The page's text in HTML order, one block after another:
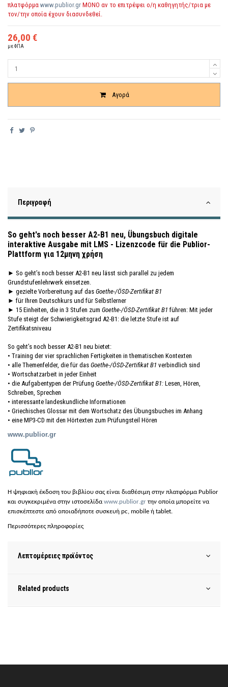
πλατφόρμα www.publior.gr ΜΟΝΟ αν το επιτρέψει ο/η καθηγητής/τρια με
τον/την οποία έχουν διασυνδεθεί.
26,00 €
με ΦΠΑ
Αγορά
Περιγραφή
So geht's noch besser A2-B1 neu, Übungsbuch digitale
interaktive Ausgabe mit LMS - Lizenzcode für die Publior-
Plattform για 12μηνη χρήση
► So geht’s noch besser A2-B1 neu lässt sich parallel zu jedem
Grundstufenlehrwerk einsetzen.
► gezielte Vorbereitung auf das Goethe-/ÖSD-Zertifikat B1
► für Ihren Deutschkurs und für Selbstlerner
► 15 Einheiten, die in 3 Stufen zum Goethe-/ÖSD-Zertifikat B1 führen: Mit jeder
Stufe steigt der Schwierigkeitsgrad A2-B1: die letzte Stufe ist auf
Zertifikatsniveau
So geht’s noch besser A2-B1 neu bietet:
• Training der vier sprachlichen Fertigkeiten in thematischen Kontexten
• alle Themenfelder, die für das Goethe-/ÖSD-Zertifikat B1 verbindlich sind
• Wortschatzarbeit in jeder Einheit
• die Aufgabentypen der Prüfung Goethe-/ÖSD-Zertifikat B1: Lesen, Hören,
Schreiben, Sprechen
• interessante landeskundliche Informationen
• Griechisches Glossar mit dem Wortschatz des Übungsbuches im Anhang
• eine MP3-CD mit den Hörtexten zum Prüfungsteil Hören
www.pu blior.gr
H ψηφιακή έκδοση του βιβλίου σας είναι διαθέσιμη στην πλατφόρμα Publior
και συγκεκριμένα στην ιστοσελίδαwww.publior.grτην οποία μπορείτε να
επισκέπτεστε από οποιαδήποτε συσκευή pc, mobile ή tablet.
Περισσότερες πληροφορίες
Λεπτομέρειες προϊόντος
Related products